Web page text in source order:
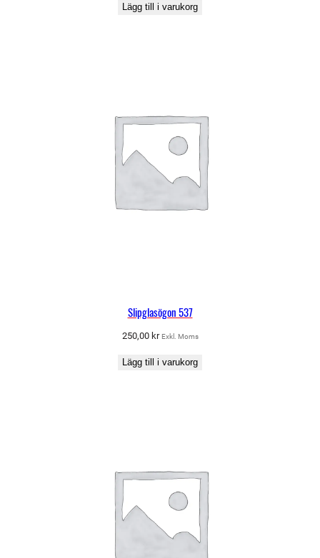
Lägg till i varukorg
Slipglasögon 537
250,00 kr Exkl. Moms
Lägg till i varukorg